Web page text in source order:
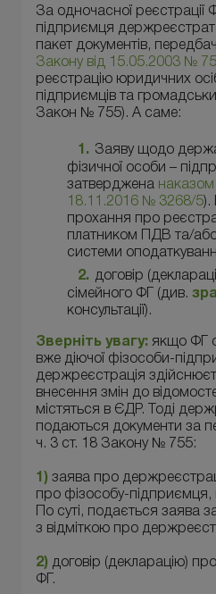
За одночасної реєстрації
підприємця
пакет документів,
Закону від 15.05.2003 №
реєстрацію юридичних
підприємців та
Закон № 755). А саме:
Заяву щодо
фізичної особи –
затверджена наказом
18.11.2016 № 3268/5).
прохання про
платником ПДВ та/
системи
договір
сімейного ФГ (див.
консультації).
Зверніть увагу: якщо ФГ
вже діючої фізособи-
держреєстрація
внесення змін до
містяться в ЄДР. Тоді
подаються документи за
ч. 3 ст. 18 Закону № 755:
1) заява про
про фізособу-
По суті, подається заява
з відміткою про
2) договір (декларацію)
ФГ.